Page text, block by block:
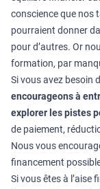
conscience que nos
pourraient donner
pour d’autres. Or
formation, par
Si vous avez besoin
encourageons à
explorer les pistes
de paiement,
Nous vous
financement
Si vous êtes à l’aise